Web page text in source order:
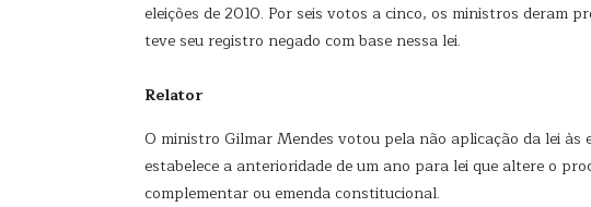
eleições de 2010. Por seis votos a cinco, os ministros deram
teve seu registro negado com base nessa lei.
Relator
O ministro Gilmar Mendes votou pela não aplicação da lei às
estabelece a anterioridade de um ano para lei que altere o
complementar ou emenda constitucional.